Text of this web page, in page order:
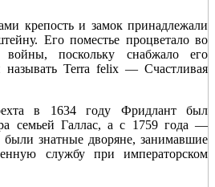
крепость и замок принадлежали
Его поместье процветало во
войны, поскольку снабжало его
Terra felix — Счастливая
в 1634 году Фридлант был
семьей Галлас, а с 1759 года —
были знатные дворяне, занимавшие
службу при императорском